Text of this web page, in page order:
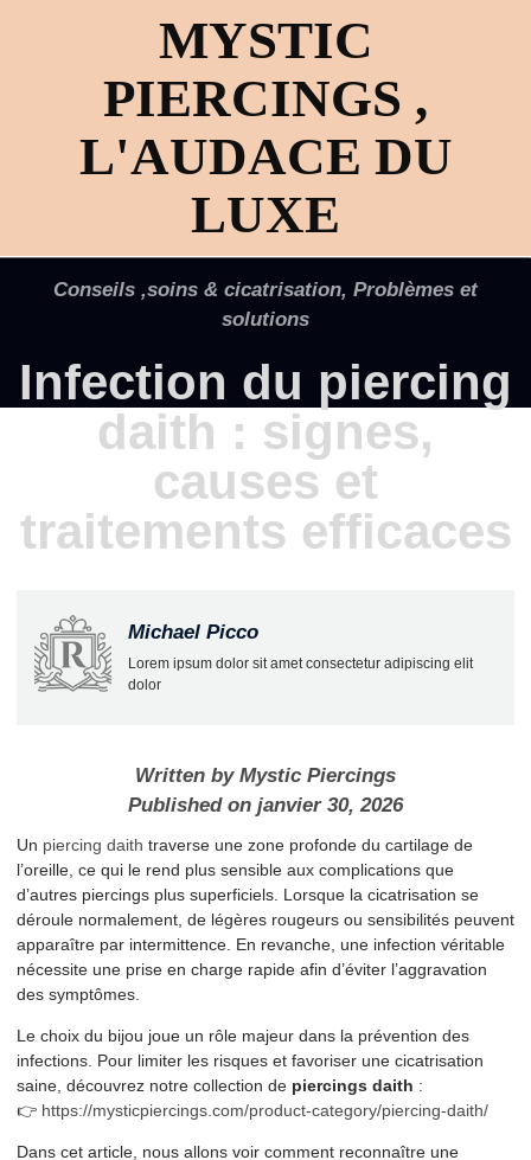
MYSTIC
PIERCINGS ,
L'AUDACE DU
LUXE
Conseils ,soins & cicatrisation, Problèmes et
solutions
Infection du piercing
daith : signes,
causes et
traitements efficaces
Michael Picco
Lorem ipsum dolor sit amet consectetur adipiscing elit
dolor
Written byMystic Piercings
Published on janvier 30, 2026
Un piercing daith traverse une zone profonde du cartilage de
l’oreille, ce qui le rend plus sensible aux complications que
d’autres piercings plus superficiels. Lorsque la cicatrisation se
déroule normalement, de légères rougeurs ou sensibilités peuvent
apparaître par intermittence. En revanche, une infection véritable
nécessite une prise en charge rapide afin d’éviter l’aggravation
des symptômes.
Le choix du bijou joue un rôle majeur dans la prévention des
infections. Pour limiter les risques et favoriser une cicatrisation
saine, découvrez notre collection de piercings daith :
👉 https://mysticpiercings.com/product-category/piercing-daith/
Dans cet article, nous allons voir comment reconnaître une